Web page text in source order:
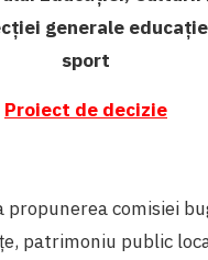
generale
sport
Proiect de decizie
propunerea comisiei
patrimoniu public